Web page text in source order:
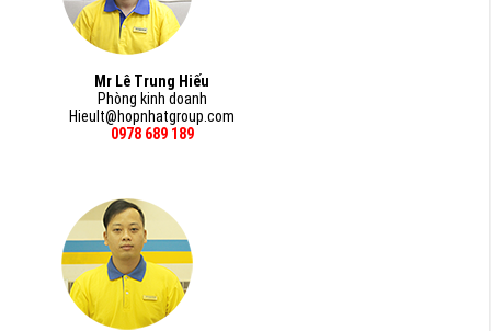
Mr Lê Trung Hiếu
Phòng kinh doanh
Hieult@hopnhatgroup.com
0978 689 189